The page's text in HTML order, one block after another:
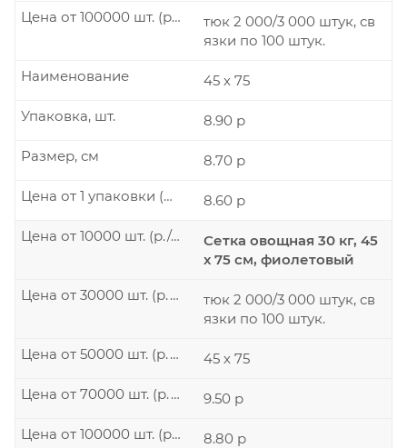
тюк 2 000/3 000 штук, св
язки по 100 штук.
Цена от 100000 шт. (р./шт.)
45 х 75
Наименование
8.90 р
Упаковка, шт.
8.70 р
Размер, см
8.60 р
Цена от 1 упаковки (р./шт.)
Сетка овощная 30 кг, 45
х 75 см, фиолетовый
Цена от 10000 шт. (р./шт.)
тюк 2 000/3 000 штук, св
язки по 100 штук.
Цена от 30000 шт. (р./шт.)
45 х 75
Цена от 50000 шт. (р./шт.)
9.50 р
Цена от 70000 шт. (р./шт.)
8.80 р
Цена от 100000 шт. (р./шт.)